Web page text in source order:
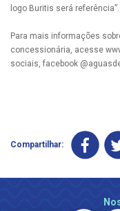
logo Buritis será referência”.
Para mais informações
concessionária, acesse
sociais, facebook
Compartilhar: